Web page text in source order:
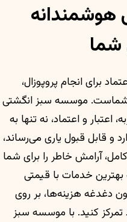
هوشمندانه
شما
برای انجام پروپوزال،
موسسه سبز انگشتی
اعتبار و اعتماد، نه تنها به
و قابل قبول یاری می‌رساند،
آرامش خاطر را برای شما
بهترین خدمات با قیمتی
دغدغه هزینه‌ها، بر روی
کنید. با موسسه سبز